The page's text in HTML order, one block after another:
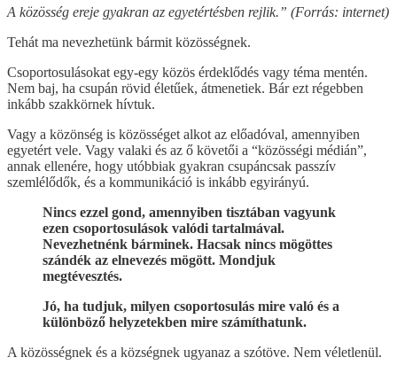
A közösség ereje gyakran az egyetértésben rejlik.” (Forrás: internet)
Tehát ma nevezhetünk bármit közösségnek.
Csoportosulásokat egy-egy közös érdeklődés vagy téma mentén.
Nem baj, ha csupán rövid életűek, átmenetiek. Bár ezt régebben
inkább szakkörnek hívtuk.
Vagy a közönség is közösséget alkot az előadóval, amennyiben
egyetért vele. Vagy valaki és az ő követői a “közösségi médián”,
annak ellenére, hogy utóbbiak gyakran csupáncsak passzív
szemlélődők, és a kommunikáció is inkább egyirányú.
Nincs ezzel gond, amennyiben tisztában vagyunk
ezen csoportosulások valódi tartalmával.
Nevezhetnénk bárminek. Hacsak nincs mögöttes
szándék az elnevezés mögött. Mondjuk
megtévesztés.
Jó, ha tudjuk, milyen csoportosulás mire való és a
különböző helyzetekben mire számíthatunk.
A közösségnek és a községnek ugyanaz a szótöve. Nem véletlenül.